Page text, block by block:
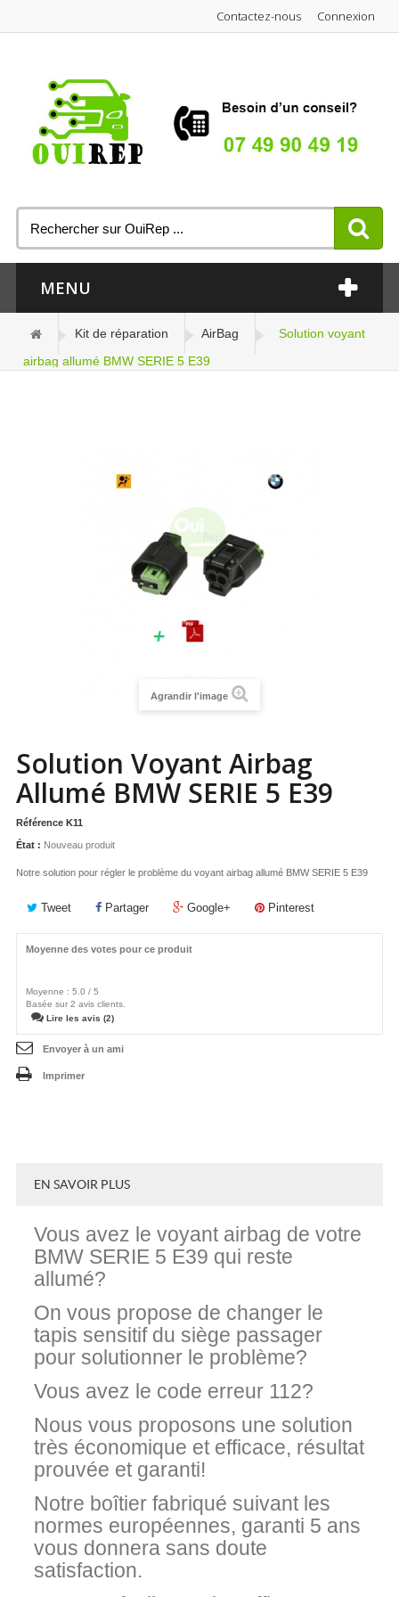
Connexion
Contactez-nous
MENU
Kit de réparation AirBag
Solution voyant
airbag allumé BMW SERIE 5 E39
Agrandir l'image
Solution Voyant Airbag
Allumé BMW SERIE 5 E39
Référence K11
État : Nouveau produit
Notre solution pour régler le problème du voyant airbag allumé BMW SERIE 5 E39
Tweet Partager Google+ Pinterest
Moyenne des votes pour ce produit
Moyenne : 5.0 / 5
Basée sur 2 avis clients.
Lire les avis (2)
Envoyer à un ami
Imprimer
EN SAVOIR PLUS
Vous avez le voyant airbag de votre
BMW SERIE 5 E39 qui reste
allumé?
On vous propose de changer le
tapis sensitif du siège passager
pour solutionner le problème?
Vous avez le code erreur 112?
Nous vous proposons une solution
très économique et efficace, résultat
prouvée et garanti!
Notre boîtier fabriqué suivant les
normes européennes, garanti 5 ans
vous donnera sans doute
satisfaction.